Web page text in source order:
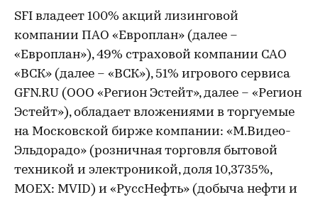
SFI владеет 100% акций лизинговой
компании ПАО «Европлан» (далее –
«Европлан»), 49% страховой компании САО
«ВСК» (далее – «ВСК»), 51% игрового сервиса
GFN.RU (ООО «Регион Эстейт», далее – «Регион
Эстейт»), обладает вложениями в торгуемые
на Московской бирже компании: «М.Видео-
Эльдорадо» (розничная торговля бытовой
техникой и электроникой, доля 10,3735%,
MOEX: MVID) и «РуссНефть» (добыча нефти и